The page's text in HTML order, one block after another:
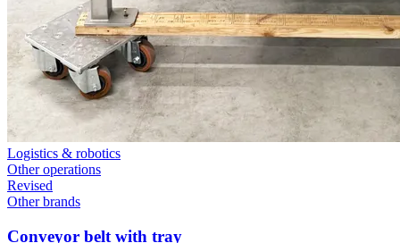
Logistics & robotics
Other operations
Revised
Other brands
Conveyor belt with tray